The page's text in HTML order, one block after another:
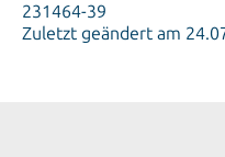
231464-39
Zuletzt geändert am